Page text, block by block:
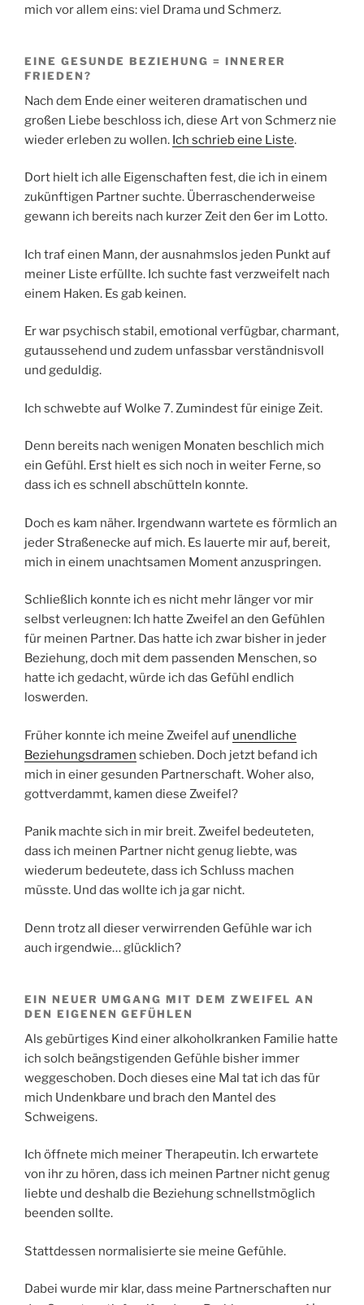
mich vor allem eins: viel Drama und Schmerz.
EINE GESUNDE BEZIEHUNG = INNERER
FRIEDEN?
Nach dem Ende einer weiteren dramatischen und
großen Liebe beschloss ich, diese Art von Schmerz nie
wieder erleben zu wollen. Ich schrieb eine Liste.
Dort hielt ich alle Eigenschaften fest, die ich in einem
zukünftigen Partner suchte. Überraschenderweise
gewann ich bereits nach kurzer Zeit den 6er im Lotto.
Ich traf einen Mann, der ausnahmslos jeden Punkt auf
meiner Liste erfüllte. Ich suchte fast verzweifelt nach
einem Haken. Es gab keinen.
Er war psychisch stabil, emotional verfügbar, charmant,
gutaussehend und zudem unfassbar verständnisvoll
und geduldig.
Ich schwebte auf Wolke 7. Zumindest für einige Zeit.
Denn bereits nach wenigen Monaten beschlich mich
ein Gefühl. Erst hielt es sich noch in weiter Ferne, so
dass ich es schnell abschütteln konnte.
Doch es kam näher. Irgendwann wartete es förmlich an
jeder Straßenecke auf mich. Es lauerte mir auf, bereit,
mich in einem unachtsamen Moment anzuspringen.
Schließlich konnte ich es nicht mehr länger vor mir
selbst verleugnen: Ich hatte Zweifel an den Gefühlen
für meinen Partner. Das hatte ich zwar bisher in jeder
Beziehung, doch mit dem passenden Menschen, so
hatte ich gedacht, würde ich das Gefühl endlich
loswerden.
Früher konnte ich meine Zweifel auf unendliche
Beziehungsdramen schieben. Doch jetzt befand ich
mich in einer gesunden Partnerschaft. Woher also,
gottverdammt, kamen diese Zweifel?
Panik machte sich in mir breit. Zweifel bedeuteten,
dass ich meinen Partner nicht genug liebte, was
wiederum bedeutete, dass ich Schluss machen
müsste. Und das wollte ich ja gar nicht.
Denn trotz all dieser verwirrenden Gefühle war ich
auch irgendwie… glücklich?
EIN NEUER UMGANG MIT DEM ZWEIFEL AN
DEN EIGENEN GEFÜHLEN
Als gebürtiges Kind einer alkoholkranken Familie hatte
ich solch beängstigenden Gefühle bisher immer
weggeschoben. Doch dieses eine Mal tat ich das für
mich Undenkbare und brach den Mantel des
Schweigens.
Ich öffnete mich meiner Therapeutin. Ich erwartete
von ihr zu hören, dass ich meinen Partner nicht genug
liebte und deshalb die Beziehung schnellstmöglich
beenden sollte.
Stattdessen normalisierte sie meine Gefühle.
Dabei wurde mir klar, dass meine Partnerschaften nur